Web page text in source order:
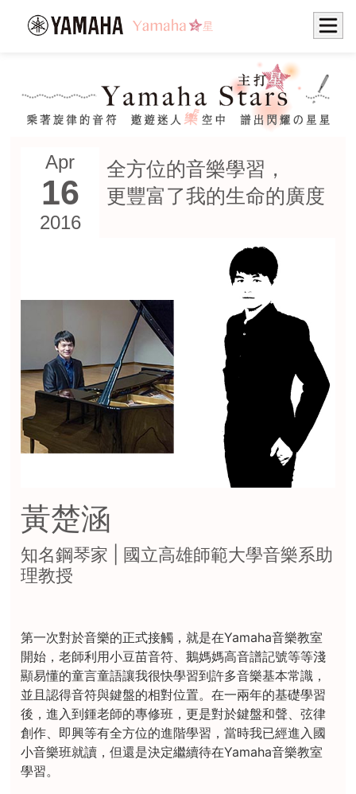
Apr
16
2016
全方位的音樂學習，
更豐富了我的生命的廣度
黃楚涵
知名鋼琴家 | 國立高雄師範大學音樂系助
理教授
第一次對於音樂的正式接觸，就是在Yamaha音樂教室
開始，老師利用小豆苗音符、鵝媽媽高音譜記號等等淺
顯易懂的童言童語讓我很快學習到許多音樂基本常識，
並且認得音符與鍵盤的相對位置。在一兩年的基礎學習
後，進入到鍾老師的專修班，更是對於鍵盤和聲、弦律
創作、即興等有全方位的進階學習，當時我已經進入國
小音樂班就讀，但還是決定繼續待在Yamaha音樂教室
學習。